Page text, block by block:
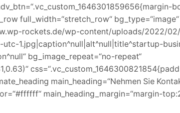
full_width=“stretch_row“ bg_type=“image“
rockets.de/wp-content/uploads/2022/
1.jpg|caption^null|alt^null|title^startup-
bg_image_repeat=“no-repeat“
main_heading=“Nehmen Sie
main_heading_margin=“margin-